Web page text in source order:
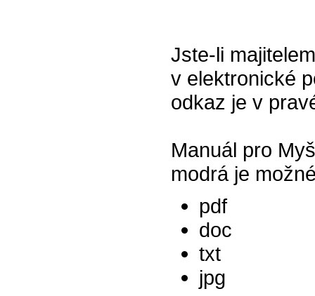
Jste-li
v elektronické
odkaz je v
Manuál pro
modrá je
pdf
doc
txt
jpg